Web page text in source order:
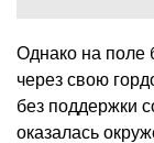
Однако на поле
через свою
без поддержки
оказалась